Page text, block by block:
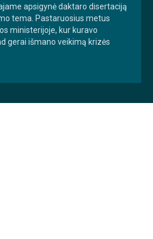
apsigynė daktaro disertaciją
tema. Pastaruosius metus
ministerijoje, kur kuravo
gerai išmano veikimą krizės